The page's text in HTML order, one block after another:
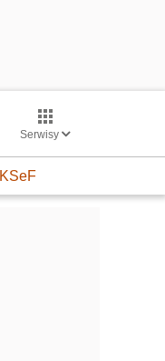
Serwisy
KSeF